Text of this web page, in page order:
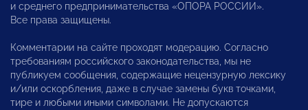
и среднего предпринимательства «ОПОРА РОССИИ».
Все права защищены.
Комментарии на сайте проходят модерацию. Согласно
требованиям российского законодательства, мы не
публикуем сообщения, содержащие нецензурную лексику
и/или оскорбления, даже в случае замены букв точками,
тире и любыми иными символами. Не допускаются